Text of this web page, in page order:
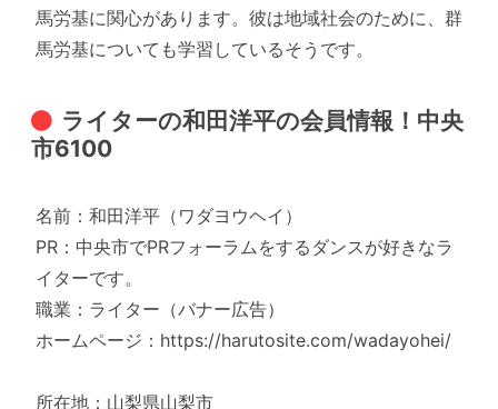
馬労基に関心があります。彼は地域社会のために、群
馬労基についても学習しているそうです。
ライターの和田洋平の会員情報！中央
市6100
名前：和田洋平（ワダヨウヘイ）
PR：中央市でPRフォーラムをするダンスが好きなラ
イターです。
職業：ライター（バナー広告）
ホームページ：https://harutosite.com/wadayohei/
所在地：山梨県山梨市